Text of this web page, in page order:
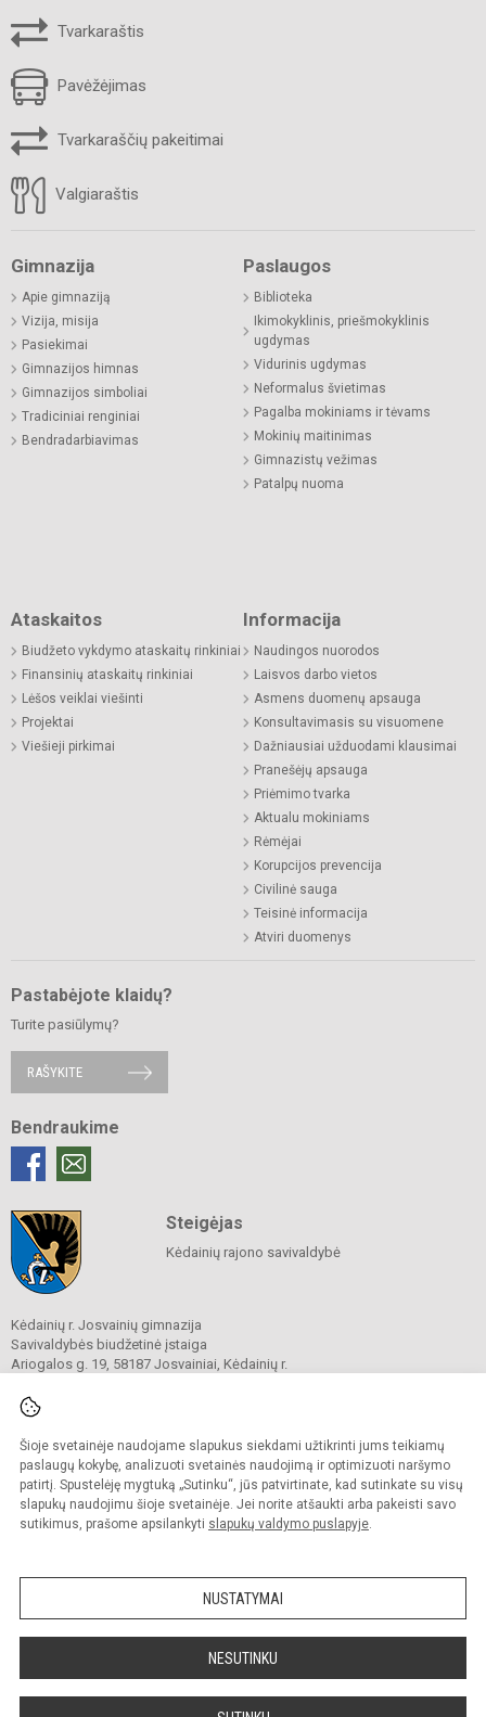
Šioje svetainėje naudojame slapukus siekdami užtikrinti jums teikiamų
paslaugų kokybę, analizuoti svetainės naudojimą ir optimizuoti naršymo
patirtį. Spustelėję mygtuką „Sutinku“, jūs patvirtinate, kad sutinkate su visų
slapukų naudojimu šioje svetainėje. Jei norite atšaukti arba pakeisti savo
sutikimus, prašome apsilankyti slapukų valdymo puslapyje.
NUSTATYMAI
NESUTINKU
Tvarkaraštis
Pavėžėjimas
Tvarkaraščių pakeitimai
Valgiaraštis
Gimnazija
Apie gimnaziją
Vizija, misija
Pasiekimai
Gimnazijos himnas
Gimnazijos simboliai
Tradiciniai renginiai
Bendradarbiavimas
Paslaugos
Biblioteka
Ikimokyklinis, priešmokyklinis
ugdymas
Vidurinis ugdymas
Neformalus švietimas
Pagalba mokiniams ir tėvams
Mokinių maitinimas
Gimnazistų vežimas
Patalpų nuoma
Ataskaitos
Biudžeto vykdymo ataskaitų rinkiniai
Finansinių ataskaitų rinkiniai
Lėšos veiklai viešinti
Projektai
Viešieji pirkimai
Informacija
Naudingos nuorodos
Laisvos darbo vietos
Asmens duomenų apsauga
Konsultavimasis su visuomene
Dažniausiai užduodami klausimai
Pranešėjų apsauga
Priėmimo tvarka
Aktualu mokiniams
Rėmėjai
Korupcijos prevencija
Civilinė sauga
Teisinė informacija
Atviri duomenys
Pastabėjote klaidų?
Turite pasiūlymų?
RAŠYKITE
Bendraukime
Steigėjas
Kėdainių rajono savivaldybė
Kėdainių r. Josvainių gimnazija
Savivaldybės biudžetinė įstaiga
Ariogalos g. 19, 58187 Josvainiai, Kėdainių r.
El. p.
Duomenys kaupiami ir saugomi
Juridinių asmenų registre
Įmonės kodas 191018728
Kopijuoti turinį be raštiško gimnazijos sutikimo griežtai draudžiama.
Prieinamumo paraiška Slapukų valdymas
svetainę